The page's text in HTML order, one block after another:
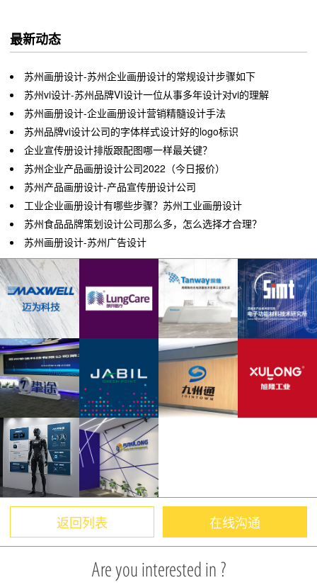
最新动态
苏州画册设计-苏州企业画册设计的常规设计步骤如下
苏州vi设计-苏州品牌VI设计一位从事多年设计对vi的理解
苏州画册设计-企业画册设计营销精髓设计手法
苏州品牌vi设计公司的字体样式设计好的logo标识
企业宣传册设计排版跟配图哪一样最关键？
苏州企业产品画册设计公司2022（今日报价）
苏州产品画册设计-产品宣传册设计公司
工业企业画册设计有哪些步骤？苏州工业画册设计
苏州食品品牌策划设计公司那么多，怎么选择才合理？
苏州画册设计-苏州广告设计
返回列表 在线沟通
Are you interested in ?